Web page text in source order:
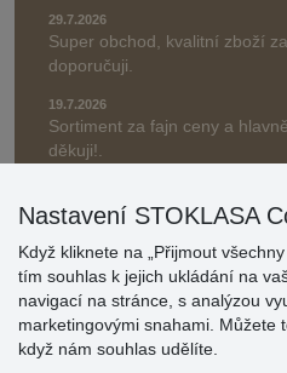
29.7.2026
Super obchod, kvalitní zboží
doporučuji.
19.7.2026
Sortiment za fajn ceny a
děkuji!.
» Aktuálně 19084 recenzí
Nastavení STOKLASA
Když kliknete na „Přijmout
tím souhlas k jejich ukládání na
navigací na stránce, s analýzou
marketingovými snahami. Můžete
když nám souhlas udělíte.